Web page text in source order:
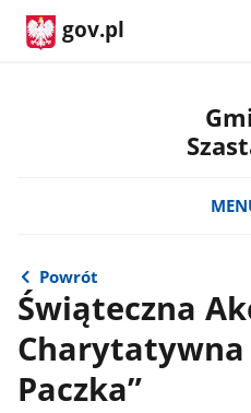
gov.pl
Powrót
Świąteczna
Charytatywna
Paczka”